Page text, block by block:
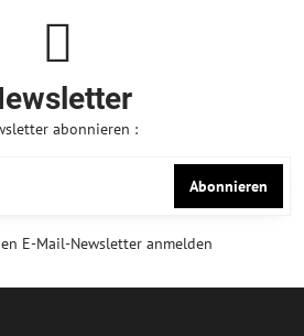
abonnieren :
Abonnieren
E-Mail-Newsletter anmelden